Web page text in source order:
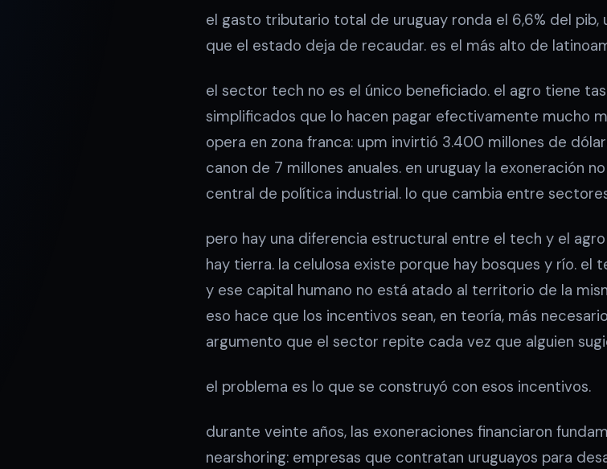
el gasto tributario total de uruguay ronda el 6,6% del pib,
que el estado deja de recaudar. es el más alto de
el sector tech no es el único beneficiado. el agro tiene
simplificados que lo hacen pagar efectivamente mucho
opera en zona franca: upm invirtió 3.400 millones de
canon de 7 millones anuales. en uruguay la exoneración
central de política industrial. lo que cambia entre
pero hay una diferencia estructural entre el tech y el
hay tierra. la celulosa existe porque hay bosques y río. el
y ese capital humano no está atado al territorio de la
eso hace que los incentivos sean, en teoría, más
argumento que el sector repite cada vez que alguien
el problema es lo que se construyó con esos incentivos.
durante veinte años, las exoneraciones financiaron
nearshoring: empresas que contratan uruguayos para